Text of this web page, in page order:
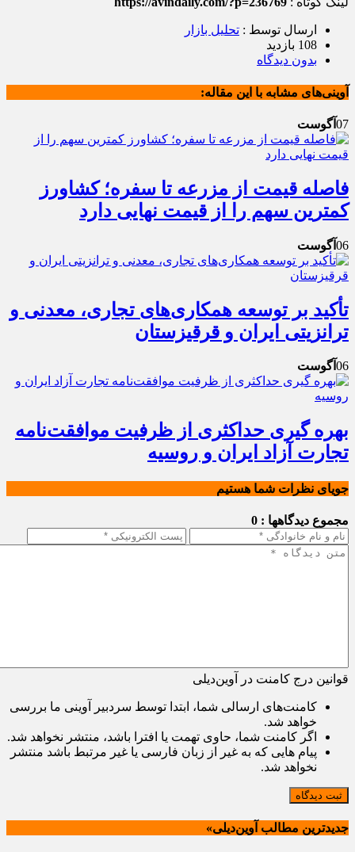
ارسال توسط : تحلیل بازار
108 بازدید
بدون دیدگاه
آوینی‌های مشابه با این مقاله:
07آگوست
فاصله قیمت از مزرعه تا سفره؛ کشاورز
کمترین سهم را از قیمت نهایی دارد
06آگوست
تأکید بر توسعه همکاری‌های تجاری، معدنی و
ترانزیتی ایران و قرقیزستان
06آگوست
بهره گیری حداکثری از ظرفیت موافقت‌نامه
تجارت آزاد ایران و روسیه
جویای نظرات شما هستیم
مجموع دیدگاهها : 0
قوانین درج کامنت در آوین‌دیلی
کامنت‌های ارسالی شما، ابتدا توسط سردبیر آوینی ما بررسی
خواهد شد.
اگر کامنت شما، حاوی تهمت یا افترا باشد، منتشر نخواهد شد.
پیام هایی که به غیر از زبان فارسی یا غیر مرتبط باشد منتشر
نخواهد شد.
ثبت دیدگاه
جدیدترین مطالب آوین‌دیلی»